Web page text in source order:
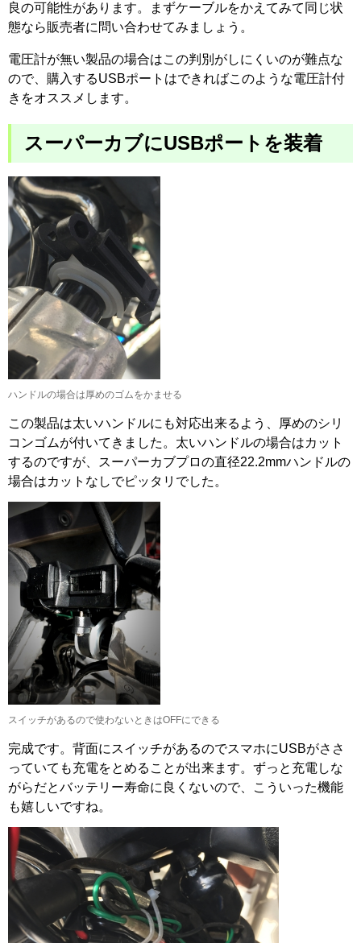
良の可能性があります。まずケーブルをかえてみて同じ状
態なら販売者に問い合わせてみましょう。
電圧計が無い製品の場合はこの判別がしにくいのが難点な
ので、購入するUSBポートはできればこのような電圧計付
きをオススメします。
スーパーカブにUSBポートを装着
ハンドルの場合は厚めのゴムをかませる
この製品は太いハンドルにも対応出来るよう、厚めのシリ
コンゴムが付いてきました。太いハンドルの場合はカット
するのですが、スーパーカブプロの直径22.2mmハンドルの
場合はカットなしでピッタリでした。
スイッチがあるので使わないときはOFFにできる
完成です。背面にスイッチがあるのでスマホにUSBがささ
っていても充電をとめることが出来ます。ずっと充電しな
がらだとバッテリー寿命に良くないので、こういった機能
も嬉しいですね。